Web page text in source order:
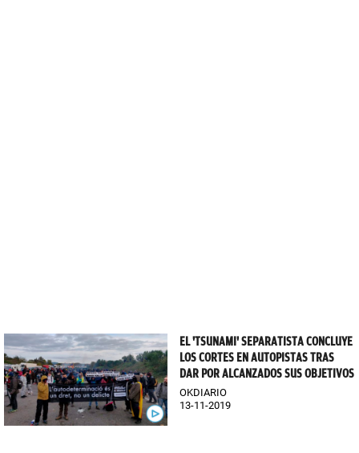
EL 'TSUNAMI' SEPARATISTA CONCLUYE
LOS CORTES EN AUTOPISTAS TRAS
DAR POR ALCANZADOS SUS OBJETIVOS
OKDIARIO
13-11-2019